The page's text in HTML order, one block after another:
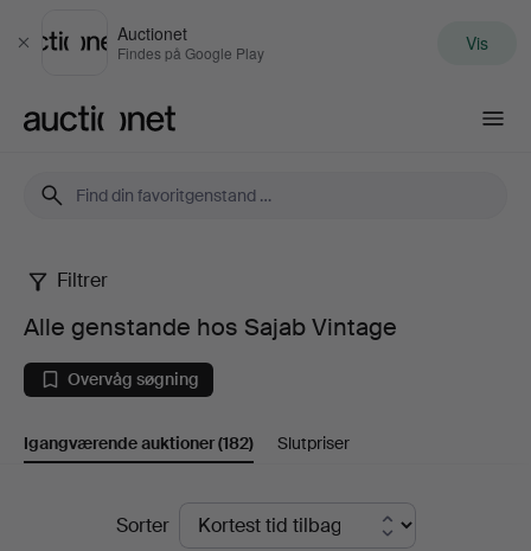
Luk
Auctionet
Findes på Google Play Vis
Alle
genstande
hos
Sajab
Vintage
Filtrer
Alle genstande hos Sajab Vintage
Overvåg søgning
Igangværende auktioner(182) Slutpriser
Igangværende
Sorter